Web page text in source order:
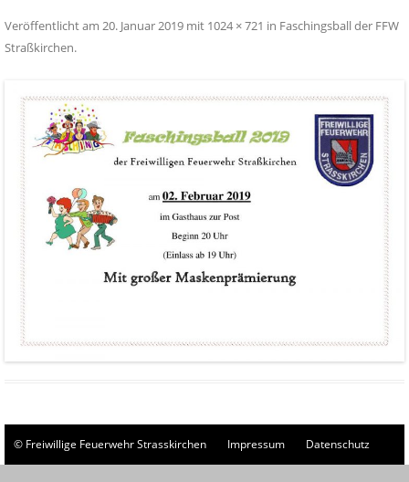
Veröffentlicht am 20. Januar 2019 mit 1024 × 721 in Faschingsball der FFW
Straßkirchen.
© Freiwillige Feuerwehr Strasskirchen Impressum Datenschutz